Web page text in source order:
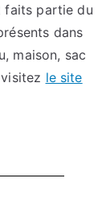
faits partie du
dans
maison, sac
le site